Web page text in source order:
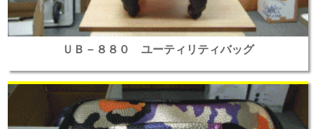
ＵＢ－８８０ ユーティリティバッグ